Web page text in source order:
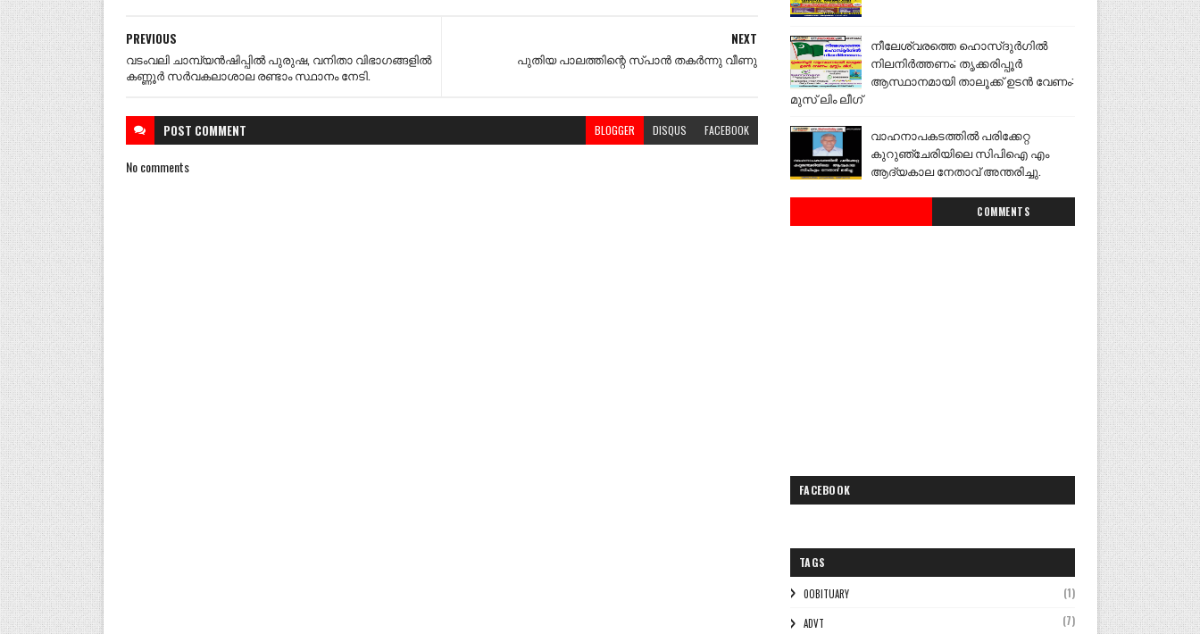
NEXT
പുതിയ പാലത്തിന്റെ സ്പാൻ തകർന്നു വീണു
PREVIOUS
വടംവലി ചാമ്പ്യൻഷിപ്പിൽ പുരുഷ, വനിതാ വിഭാഗങ്ങളിൽ
കണ്ണൂർ സർവകലാശാല രണ്ടാം സ്ഥാനം നേടി.
POST COMMENT BLOGGER DISQUS FACEBOOK
No comments
നീലേശ്വരത്തെ ഹൊസ്ദുർഗിൽ
നിലനിർത്തണം; തൃക്കരിപ്പൂർ
ആസ്ഥാനമായി താലൂക്ക് ഉടൻ വേണം:
മുസ് ലിം ലീഗ്
വാഹനാപകടത്തിൽ പരിക്കേറ്റ
കുറുഞ്ചേരിയിലെ സിപിഐ എം
ആദ്യകാല നേതാവ് അന്തരിച്ചു.
COMMENTS
FACEBOOK
TAGS
0OBITUARY (1)
ADVT (7)